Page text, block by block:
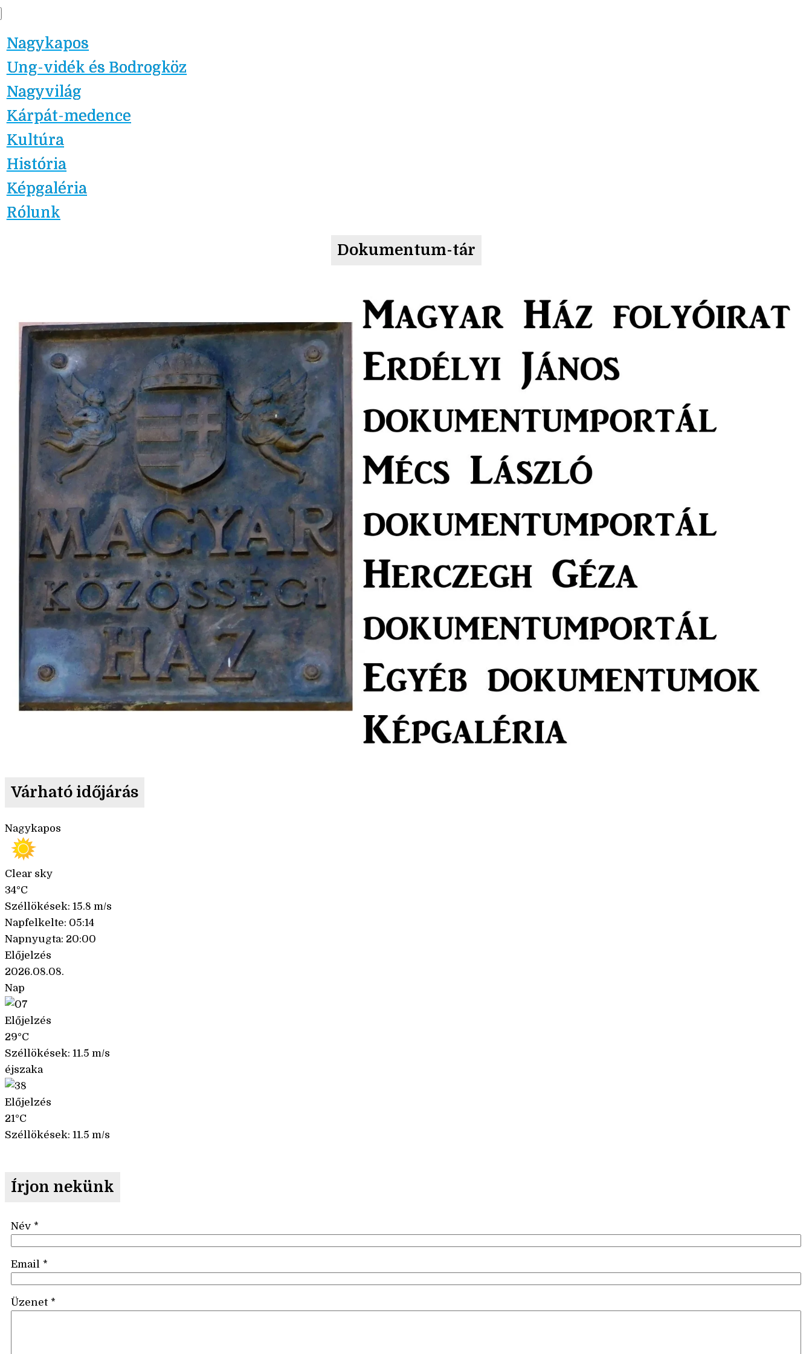
content
Nagykapos
Ung-vidék és Bodrogköz
Nagyvilág
Kárpát-medence
Kultúra
História
Képgaléria
Rólunk
Dokumentum-tár
Várható időjárás
Nagykapos
Clear sky
34°C
Széllökések: 15.8 m/s
Napfelkelte: 05:14
Napnyugta: 20:00
Előjelzés
2026.08.08.
Nap
Előjelzés
29°C
Széllökések: 11.5 m/s
éjszaka
Előjelzés
21°C
Széllökések: 11.5 m/s
Írjon nekünk
Név *
Email *
Üzenet *